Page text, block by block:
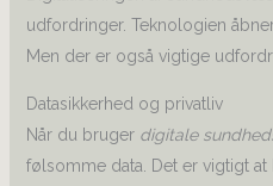
udfordringer. Teknologien
Men der er også vigtige
Datasikkerhed og privatliv
Når du bruger digitale
følsomme data. Det er vigtigt